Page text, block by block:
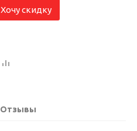
Хочу скидку
Отзывы